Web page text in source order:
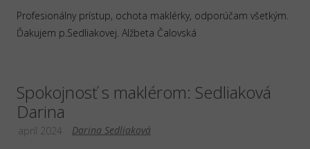
Profesionálny prístup, ochota maklérky, odporúčam všetkým.
Ďakujem p.Sedliakovej. Alžbeta Čalovská
Spokojnosť s maklérom: Sedliaková
Darina
Darina Sedliaková
apríl 2024